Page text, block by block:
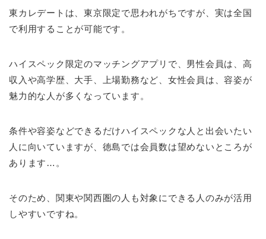
東カレデートは、東京限定で思われがちですが、実は全国
で利用することが可能です。
ハイスペック限定のマッチングアプリで、男性会員は、高
収入や高学歴、大手、上場勤務など、女性会員は、容姿が
魅力的な人が多くなっています。
条件や容姿などできるだけハイスペックな人と出会いたい
人に向いていますが、徳島では会員数は望めないところが
あります…。
そのため、関東や関西圏の人も対象にできる人のみが活用
しやすいですね。